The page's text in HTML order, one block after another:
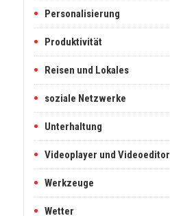
Personalisierung
Produktivität
Reisen und Lokales
soziale Netzwerke
Unterhaltung
Videoplayer und Videoeditor
Werkzeuge
Wetter